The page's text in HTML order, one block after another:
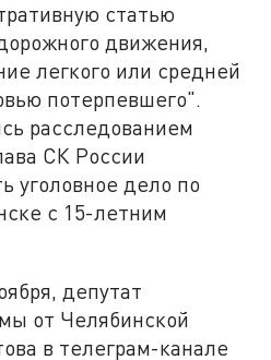
статью
движения,
легкого или средней
потерпевшего".
расследованием
СК России
уголовное дело по
с 15-летним
депутат
от Челябинской
в телеграм-канале